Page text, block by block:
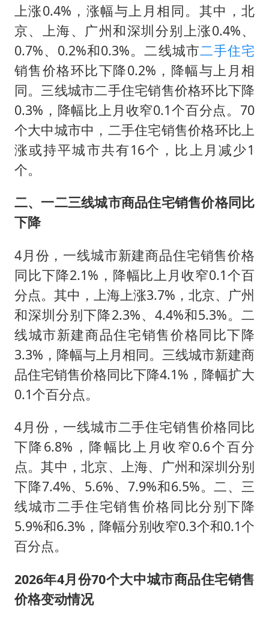
上涨0.4%，涨幅与上月相同。其中，北
京、上海、广州和深圳分别上涨0.4%、
0.7%、0.2%和0.3%。二线城市二手住宅
销售价格环比下降0.2%，降幅与上月相
同。三线城市二手住宅销售价格环比下降
0.3%，降幅比上月收窄0.1个百分点。70
个大中城市中，二手住宅销售价格环比上
涨或持平城市共有16个，比上月减少1
个。
二、一二三线城市商品住宅销售价格同比
下降
4月份，一线城市新建商品住宅销售价格
同比下降2.1%，降幅比上月收窄0.1个百
分点。其中，上海上涨3.7%，北京、广州
和深圳分别下降2.3%、4.4%和5.3%。二
线城市新建商品住宅销售价格同比下降
3.3%，降幅与上月相同。三线城市新建商
品住宅销售价格同比下降4.1%，降幅扩大
0.1个百分点。
4月份，一线城市二手住宅销售价格同比
下降6.8%，降幅比上月收窄0.6个百分
点。其中，北京、上海、广州和深圳分别
下降7.4%、5.6%、7.9%和6.5%。二、三
线城市二手住宅销售价格同比分别下降
5.9%和6.3%，降幅分别收窄0.3个和0.1个
百分点。
2026年4月份70个大中城市商品住宅销售
价格变动情况